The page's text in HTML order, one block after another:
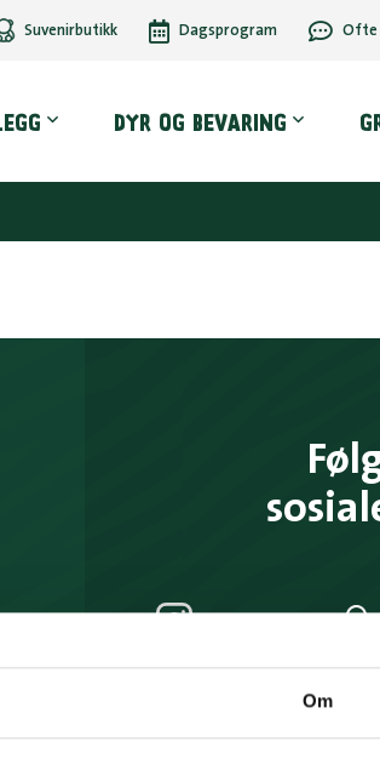
Om
Suvenirbutikk Dagsprogram Ofte
DYR OG BEVARING